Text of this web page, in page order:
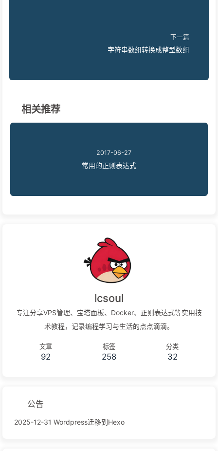
下一篇
字符串数组转换成整型数组
相关推荐
2017-06-27
常用的正则表达式
lcsoul
专注分享VPS管理、宝塔面板、Docker、正则表达式等实用技
术教程，记录编程学习与生活的点点滴滴。
文章
92
标签
258
分类
32
公告
2025-12-31 Wordpress迁移到Hexo